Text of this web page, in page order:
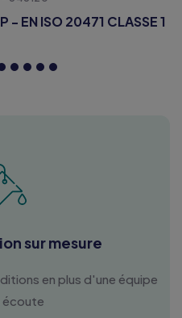
- EN ISO 20471 CLASSE 1
sur mesure
en plus d'une équipe
écoute